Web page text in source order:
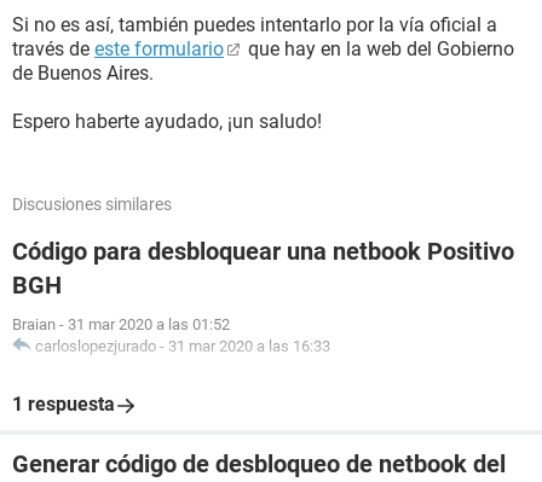
Si no es así, también puedes intentarlo por la vía oficial a
través de este formulario
que hay en la web del Gobierno
de Buenos Aires.
Espero haberte ayudado, ¡un saludo!
Discusiones similares
Código para desbloquear una netbook Positivo
BGH
Braian - 31 mar 2020 a las 01:52
carloslopezjurado - 31 mar 2020 a las 16:33
1 respuesta
Generar código de desbloqueo de netbook del